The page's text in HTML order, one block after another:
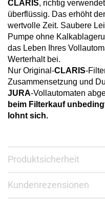
CLARIS, richtig
überflüssig. Das erhöht
wertvolle Zeit. Saubere
Pumpe ohne
das Leben Ihres
Werterhalt bei.
Nur Original-CLARIS-
Zusammensetzung und
JURA-Vollautomaten
beim Filterkauf
lohnt sich.
Produktsicherheit
Kundenrezensionen